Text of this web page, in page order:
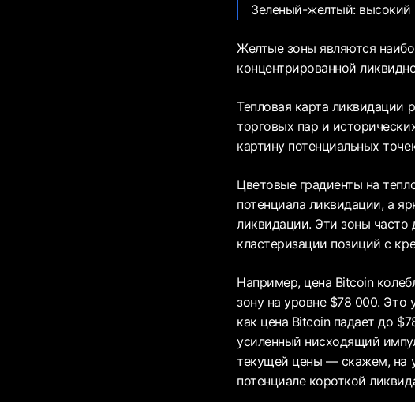
Зеленый-желтый: высокий
Желтые зоны являются
концентрированной
Тепловая карта ликвидации
торговых пар и
картину потенциальных
Цветовые градиенты на
потенциала ликвидации, а
ликвидации. Эти зоны часто
кластеризации позиций с
Например, цена Bitcoin
зону на уровне $78 000. Это
как цена Bitcoin падает до
усиленный нисходящий
текущей цены — скажем, на
потенциале короткой